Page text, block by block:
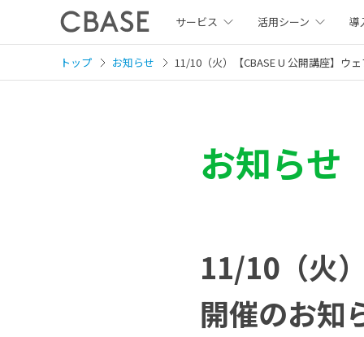
サービス 活用シーン 導
トップ お知らせ 11/10（火）【CBASE U 公開講座】ウ
お知らせ
11/10（火
開催のお知